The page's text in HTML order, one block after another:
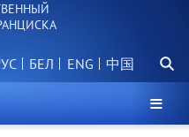
БЕЛ 中国